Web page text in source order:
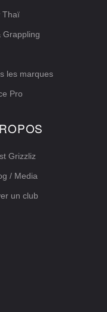
Thaï
Grappling
les marques
Pro
Grizzliz
/ Media
un club